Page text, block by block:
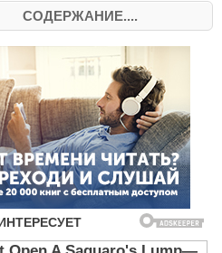
СОДЕРЖАНИЕ....